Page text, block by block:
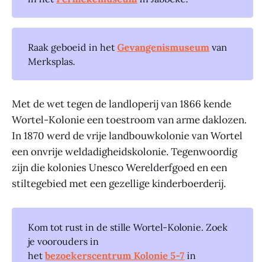
Raak geboeid in hetGevangenismuseum van
Merksplas.
Met de wet tegen de landloperij van 1866 kende
Wortel-Kolonie een toestroom van arme daklozen.
In 1870 werd de vrije landbouwkolonie van Wortel
een onvrije weldadigheidskolonie. Tegenwoordig
zijn die kolonies Unesco Werelderfgoed en een
stiltegebied met een gezellige kinderboerderij.
Kom tot rust in de stille Wortel-Kolonie. Zoek
je voorouders in
hetbezoekerscentrum Kolonie 5-7 in